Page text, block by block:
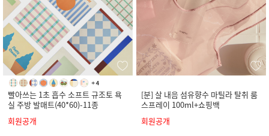
빨아쓰는 1초 흡수 소프트 규조토 욕
실 주방 발매트(40*60)-11종
회원공개
[분] 살 내음 섬유향수 마틸라 탈취 룸
스프레이 100ml+쇼핑백
회원공개